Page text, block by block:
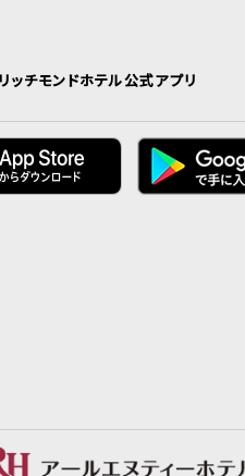
リッチモンドホテル公式アプリ